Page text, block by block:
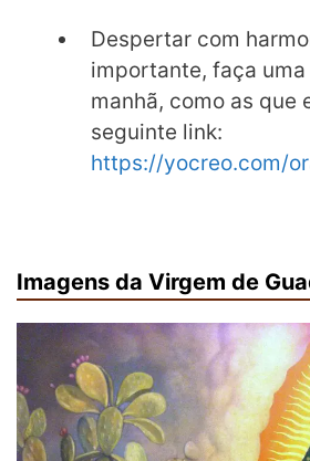
Despertar com
importante, faça
manhã, como as que
seguinte link:
https://yocreo.com/
Imagens da Virgem de